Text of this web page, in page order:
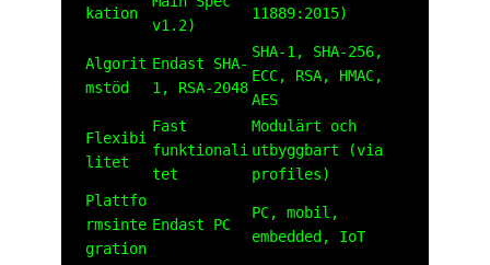
kation
v1.2)
11889:2015)
Algorit
mstöd
Endast SHA-
1, RSA-2048
SHA-1, SHA-256,
ECC, RSA, HMAC,
AES
Flexibi
litet
Fast
funktionali
tet
Modulärt och
utbyggbart (via
profiles)
Plattfo
rmsinte
gration
Endast PC
PC, mobil,
embedded, IoT